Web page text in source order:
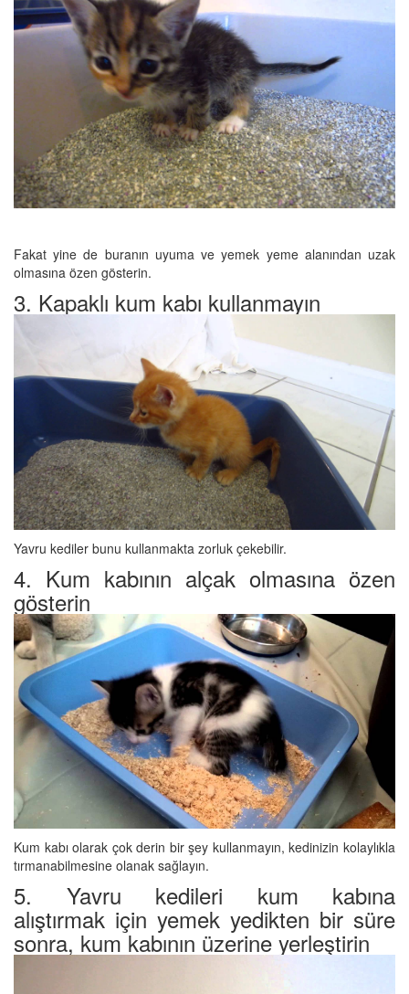
Fakat yine de buranın uyuma ve yemek yeme alanından uzak
olmasına özen gösterin.
3. Kapaklı kum kabı kullanmayın
Yavru kediler bunu kullanmakta zorluk çekebilir.
4. Kum kabının alçak olmasına özen
gösterin
Kum kabı olarak çok derin bir şey kullanmayın, kedinizin kolaylıkla
tırmanabilmesine olanak sağlayın.
5. Yavru kedileri kum kabına
alıştırmak için yemek yedikten bir süre
sonra, kum kabının üzerine yerleştirin